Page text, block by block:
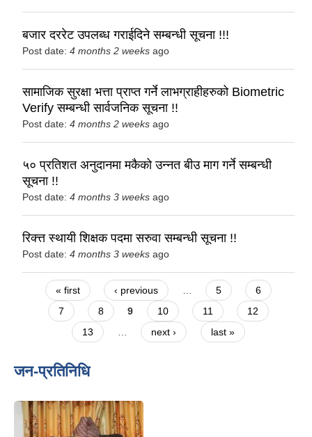
बजार दररेट उपलब्ध गराईदिने सम्बन्धी सूचना !!!
Post date: 4 months 2 weeks ago
सामाजिक सुरक्षा भत्ता प्राप्त गर्ने लाभग्राहीहरुको Biometric
Verify सम्बन्धी सार्वजनिक सूचना !!
Post date: 4 months 2 weeks ago
५० प्रतिशत अनुदानमा मकैको उन्नत बीउ माग गर्ने सम्बन्धी
सूचना !!
Post date: 4 months 3 weeks ago
रिक्त्त स्थायी शिक्षक पदमा सरुवा सम्बन्धी सूचना !!
Post date: 4 months 3 weeks ago
Pages
« first ‹ previous … 5
6
7
8 9 10 11
12
13
… next › last »
जन-प्रतिनिधि